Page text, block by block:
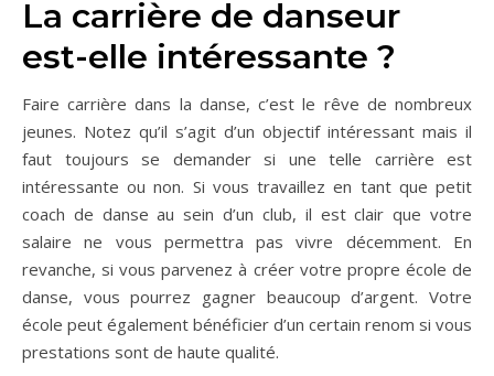
La carrière de danseur
est-elle intéressante ?
Faire carrière dans la danse, c’est le rêve de nombreux
jeunes. Notez qu’il s’agit d’un objectif intéressant mais il
faut toujours se demander si une telle carrière est
intéressante ou non. Si vous travaillez en tant que petit
coach de danse au sein d’un club, il est clair que votre
salaire ne vous permettra pas vivre décemment. En
revanche, si vous parvenez à créer votre propre école de
danse, vous pourrez gagner beaucoup d’argent. Votre
école peut également bénéficier d’un certain renom si vous
prestations sont de haute qualité.